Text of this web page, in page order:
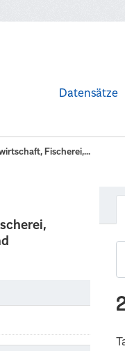
Datensätze
Fischerei,...